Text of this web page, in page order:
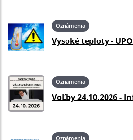
Oznámenia
Vysoké teploty -
Oznámenia
VoĽby 24.10.2026 -
Oznámenia